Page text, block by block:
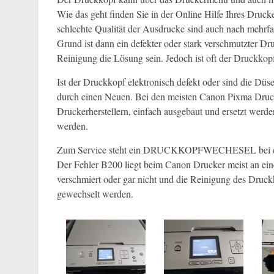
Wie das geht finden Sie in der Online Hilfe Ihres
schlechte Qualität der Ausdrucke sind auch nach
Grund ist dann ein defekter oder stark verschmutzter
Reinigung die Lösung sein. Jedoch ist oft der
Ist der Druckkopf elektronisch defekt oder sind die
durch einen Neuen. Bei den meisten Canon Pixma
Druckerherstellern, einfach ausgebaut und ersetzt
werden.
Zum Service steht ein DRUCKKOPFWECHESEL
Der Fehler B200 liegt beim Canon Drucker meist an
verschmiert oder gar nicht und die Reinigung des
gewechselt werden.